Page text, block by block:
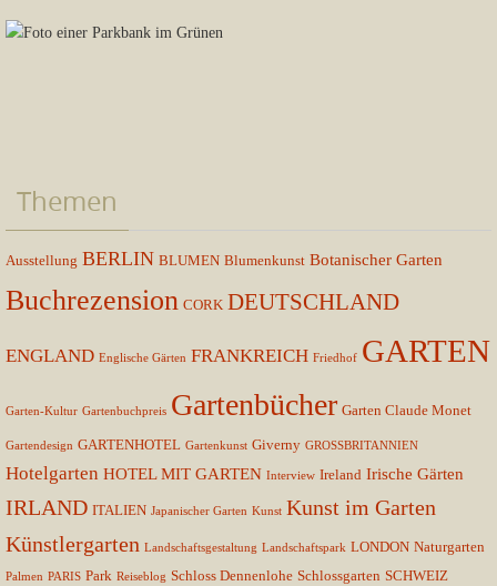
Themen
Ausstellung BERLIN BLUMEN Blumenkunst Botanischer Garten
Buchrezension CORK DEUTSCHLAND
ENGLAND Englische Gärten FRANKREICH Friedhof GARTEN
Garten-Kultur Gartenbuchpreis Gartenbücher Garten Claude Monet
Gartendesign GARTENHOTEL Gartenkunst Giverny GROSSBRITANNIEN
Hotelgarten HOTEL MIT GARTEN Interview Ireland Irische Gärten
IRLAND ITALIEN Japanischer Garten Kunst Kunst im Garten
Künstlergarten Landschaftsgestaltung Landschaftspark LONDON Naturgarten
Palmen PARIS Park Reiseblog Schloss Dennenlohe Schlossgarten SCHWEIZ